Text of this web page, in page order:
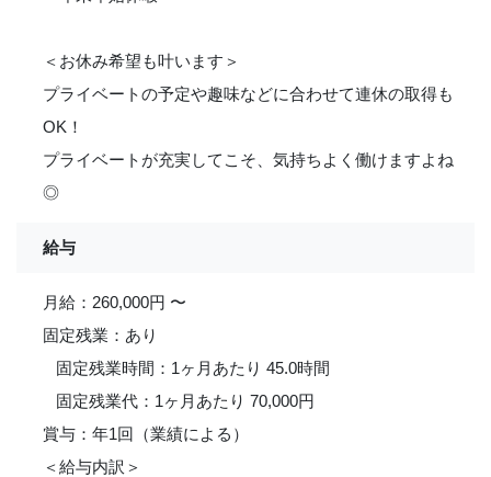
＜お休み希望も叶います＞
プライベートの予定や趣味などに合わせて連休の取得も
OK！
プライベートが充実してこそ、気持ちよく働けますよね
◎
給与
月給：260,000円 〜
固定残業：あり
固定残業時間：1ヶ月あたり 45.0時間
固定残業代：1ヶ月あたり 70,000円
賞与：年1回（業績による）
＜給与内訳＞